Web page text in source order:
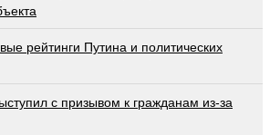
рейтинги Путина и политических
с призывом к гражданам из-за